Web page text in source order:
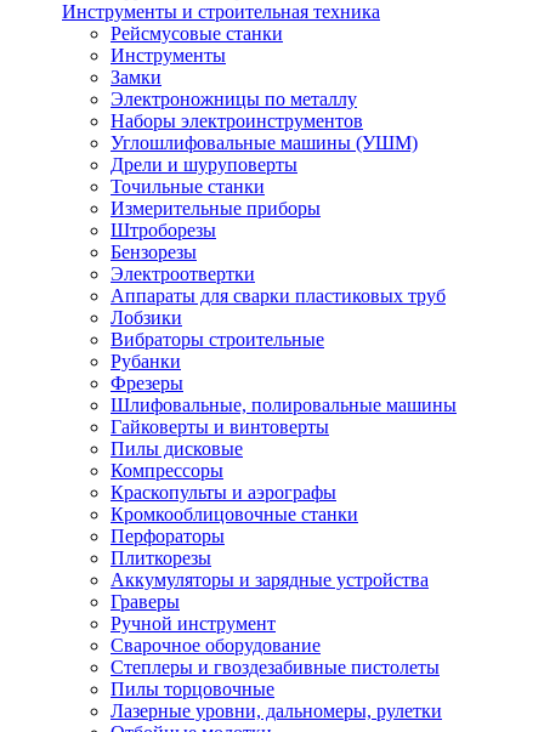
Инструменты и строительная техника
Рейсмусовые станки
Инструменты
Замки
Электроножницы по металлу
Наборы электроинструментов
Углошлифовальные машины (УШМ)
Дрели и шуруповерты
Точильные станки
Измерительные приборы
Штроборезы
Бензорезы
Электроотвертки
Аппараты для сварки пластиковых труб
Лобзики
Вибраторы строительные
Рубанки
Фрезеры
Шлифовальные, полировальные машины
Гайковерты и винтоверты
Пилы дисковые
Компрессоры
Краскопульты и аэрографы
Кромкооблицовочные станки
Перфораторы
Плиткорезы
Аккумуляторы и зарядные устройства
Граверы
Ручной инструмент
Сварочное оборудование
Степлеры и гвоздезабивные пистолеты
Пилы торцовочные
Лазерные уровни, дальномеры, рулетки